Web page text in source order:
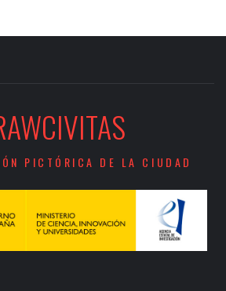
PICTÓRICA DE LA CIUDAD